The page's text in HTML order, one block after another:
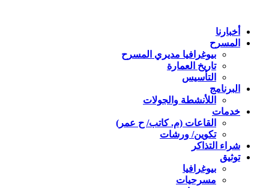
أخبارنا
المسرح
بيوغرافيا مديري المسرح
تاريخ العمارة
التأسيس
البرنامج
اللأنشطة والجولات
خدمات
القاعات (م. كاتب/ ح عمر)
تكوين/ ورشات
شراء التذاكر
توثيق
بيوغرافيا
مسرحيات